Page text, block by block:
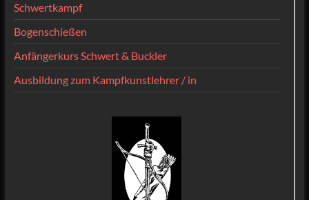
Schwertkampf
Bogenschießen
Anfängerkurs Schwert & Buckler
Ausbildung zum Kampfkunstlehrer / in